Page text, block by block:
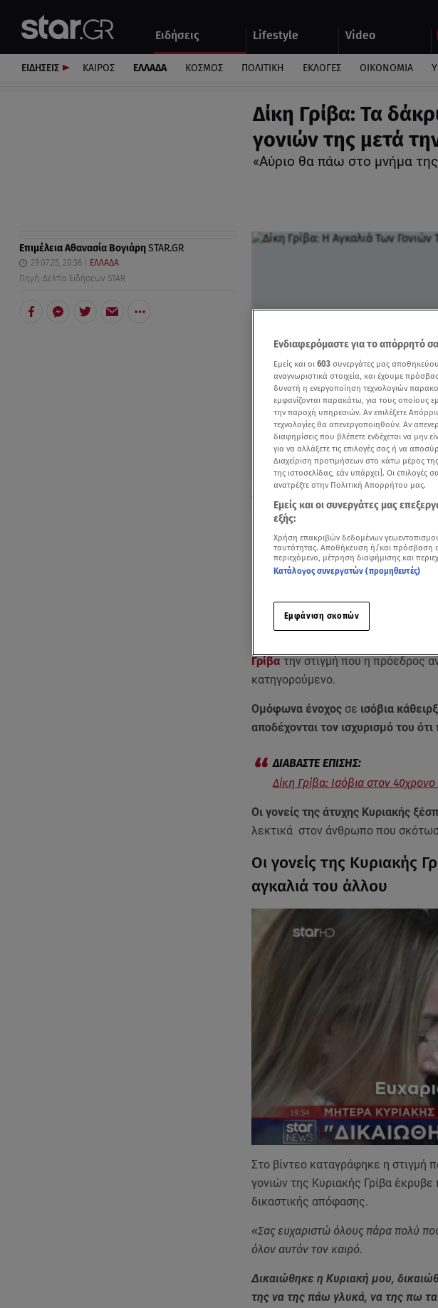
Ειδήσεις Lifestyle Video
Αυτοκίνητο
ΕΙΔΗΣΕΙΣ ΚΑΙΡΟΣ ΕΛΛΑΔΑ ΚΟΣΜΟΣ ΠΟΛΙΤΙΚΗ ΕΚΛΟΓΕΣ ΟΙΚΟΝΟΜΙΑ
Δίκη Γρίβα: Τα
γονιών της μετά
«Αύριο θα πάω στο μνήμα
ΕπιμέλειαΑθανασία ΒογιάρηSTAR.GR
29.07.25, 20:36
ΕΛΛΑΔΑ
Πηγή: Δελτίο Ειδήσεων STAR
(29/7/2025)
2:02
Δάκρυσαν και οι πιο δυνατοί
Γρίβα την στιγμή που η πρόεδρος
κατηγορούμενο.
Ομόφωνα ένοχοςσε ισόβια
αποδέχονται τον ισχυρισμό του
Δίκη Γρίβα: Ισόβια στον
Οι γονείς της άτυχης Κυριακής
λεκτικά στον άνθρωπο που
Οι γονείς της Κυριακής
αγκαλιά του άλλου
Στο βίντεο καταγράφηκε η στιγμή
γονιών της Κυριακής Γρίβα
δικαστικής απόφασης.
«Σας ευχαριστώ όλους πάρα πολύ
όλον αυτόν τον καιρό.
Δικαιώθηκε η Κυριακή μου,
της να της πάω γλυκά, να της πω
Ενδιαφερόμαστε για το απόρρητό
Εμείς και οι 603 συνεργάτες μας
αναγνωριστικά στοιχεία, και έχουμε
δυνατή η ενεργοποίηση τεχνολογιών
εμφανίζονται παρακάτω, για τους οποίους
την παροχή υπηρεσιών. Αν επιλέξετε
τεχνολογίες θα απενεργοποιηθούν. Αν
διαφημίσεις που βλέπετε ενδέχεται να μην
για να αλλάξετε τις επιλογές σας ή να
Διαχείριση προτιμήσεων στο κάτω μέρος
της ιστοσελίδας, εάν υπάρχει]. Οι επιλογές
ανατρέξτε στην Πολιτική Απορρήτου μας.
Εμείς και οι συνεργάτες μας
εξής:
Χρήση επακριβών δεδομένων
ταυτότητας. Αποθήκευση ή/και πρόσβαση
περιεχόμενο, μέτρηση διαφήμισης και
Κατάλογος συνεργατών (προμηθευτές)
Εμφάνιση σκοπών